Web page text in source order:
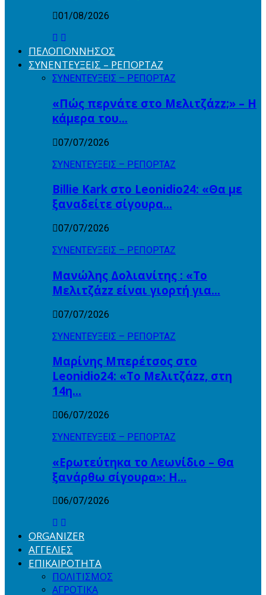
01/08/2026
ΠΕΛΟΠΟΝΝΗΣΟΣ
ΣΥΝΕΝΤΕΥΞΕΙΣ – ΡΕΠΟΡΤΑΖ
ΣΥΝΕΝΤΕΥΞΕΙΣ – ΡΕΠΟΡΤΑΖ
«Πώς περνάτε στο Μελιτζάzz;» – Η
κάμερα του…
07/07/2026
ΣΥΝΕΝΤΕΥΞΕΙΣ – ΡΕΠΟΡΤΑΖ
Billie Kark στο Leonidio24: «Θα με
ξαναδείτε σίγουρα…
07/07/2026
ΣΥΝΕΝΤΕΥΞΕΙΣ – ΡΕΠΟΡΤΑΖ
Μανώλης Δολιανίτης : «Το
Μελιτζάzz είναι γιορτή για…
07/07/2026
ΣΥΝΕΝΤΕΥΞΕΙΣ – ΡΕΠΟΡΤΑΖ
Μαρίνης Μπερέτσος στο
Leonidio24: «Το Μελιτζάzz, στη
14η…
06/07/2026
ΣΥΝΕΝΤΕΥΞΕΙΣ – ΡΕΠΟΡΤΑΖ
«Ερωτεύτηκα το Λεωνίδιο – Θα
ξανάρθω σίγουρα»: Η…
06/07/2026
ORGANIZER
ΑΓΓΕΛΙΕΣ
ΕΠΙΚΑΙΡΟΤΗΤΑ
ΠΟΛΙΤΙΣΜΟΣ
ΑΓΡΟΤΙΚΑ